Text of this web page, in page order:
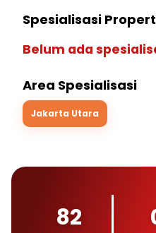
Spesialisasi
Belum ada
Area Spesialisasi
Jakarta Utara
82